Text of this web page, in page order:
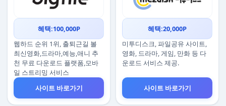
혜택:100,000P
웹하드 순위 1위, 출퇴근길 볼
최신영화,드라마,예능,애니 추
천 무료 다운로드 플랫폼,모바
일 스트리밍 서비스
사이트 바로가기
혜택:20,000P
미투디스크, 파일공유 사이트,
영화, 드라마, 게임, 만화 등 다
운로드 서비스 제공.
사이트 바로가기